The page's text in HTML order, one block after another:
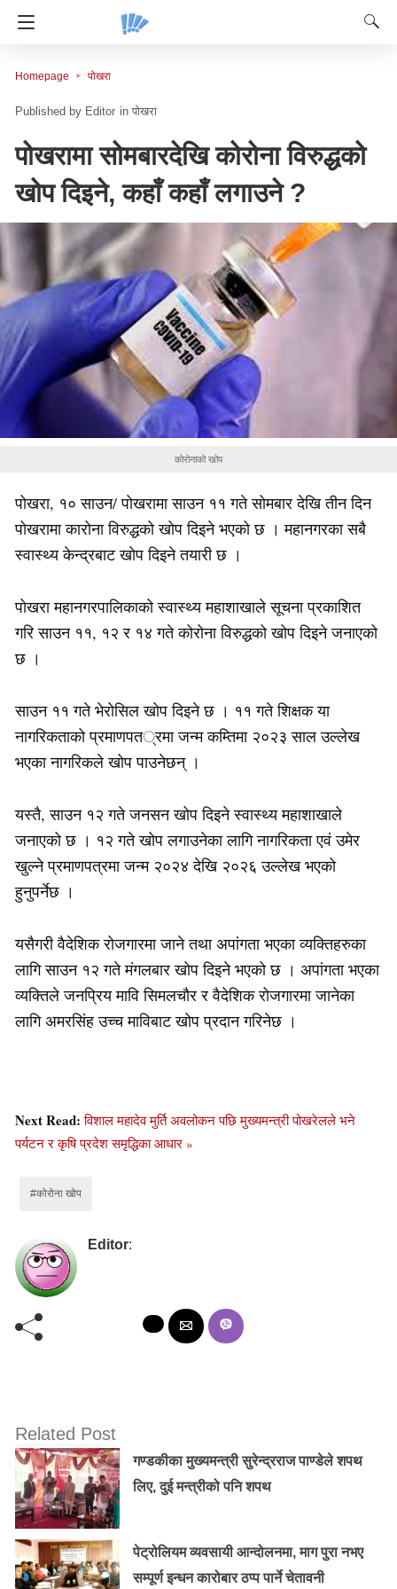
Homepage पोखरा
Editor in पोखरा
पोखरामा सोमबारदेखि कोरोना विरुद्धको
खोप दिइने, कहाँ कहाँ लगाउने ?
कोरोनाको खोप
पोखरा, १० साउन/ पोखरामा साउन ११ गते सोमबार देखि तीन दिन
पोखरामा कारोना विरुद्धको खोप दिइने भएको छ । महानगरका सबै
स्वास्थ्य केन्द्रबाट खोप दिइने तयारी छ ।
पोखरा महानगरपालिकाको स्वास्थ्य महाशाखाले सूचना प्रकाशित
गरि साउन ११, १२ र १४ गते कोरोना विरुद्धको खोप दिइने जनाएको
छ ।
साउन ११ गते भेरोसिल खोप दिइने छ । ११ गते शिक्षक या
नागरिकताको प्रमाणपत्रमा जन्म कम्तिमा २०२३ साल उल्लेख
भएका नागरिकले खोप पाउनेछन् ।
यस्तै, साउन १२ गते जनसन खोप दिइने स्वास्थ्य महाशाखाले
जनाएको छ । १२ गते खोप लगाउनेका लागि नागरिकता एवं उमेर
खुल्ने प्रमाणपत्रमा जन्म २०२४ देखि २०२६ उल्लेख भएको
हुनुपर्नेछ ।
यसैगरी वैदेशिक रोजगारमा जाने तथा अपांगता भएका व्यक्तिहरुका
लागि साउन १२ गते मंगलबार खोप दिइने भएको छ । अपांगता भएका
व्यक्तिले जनप्रिय मावि सिमलचौर र वैदेशिक रोजगारमा जानेका
लागि अमरसिंह उच्च माविबाट खोप प्रदान गरिनेछ ।
Next Read:विशाल महादेव मुर्ति अवलोकन पछि मुख्यमन्त्री पोखरेलले भने
पर्यटन र कृषि प्रदेश समृद्धिका आधार »
#कोरोना खोप
Editor:
Related Post
गण्डकीका मुख्यमन्त्री सुरेन्द्रराज पाण्डेले शपथ
लिए, दुई मन्त्रीको पनि शपथ
पेट्रोलियम व्यवसायी आन्दोलनमा, माग पुरा नभए
सम्पूर्ण इन्धन कारोबार ठप्प पार्ने चेतावनी